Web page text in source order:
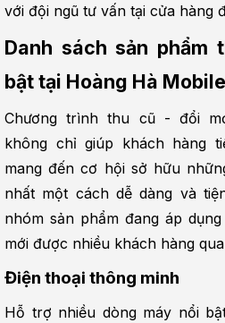
với đội ngũ tư vấn tại cửa hàng
Danh sách sản phẩm
bật tại Hoàng Hà Mobile
Chương trình thu cũ - đổi
không chỉ giúp khách hàng
mang đến cơ hội sở hữu
nhất một cách dễ dàng và
nhóm sản phẩm đang áp
mới được nhiều khách hàng
Điện thoại thông minh
Hỗ trợ nhiều dòng máy nổi